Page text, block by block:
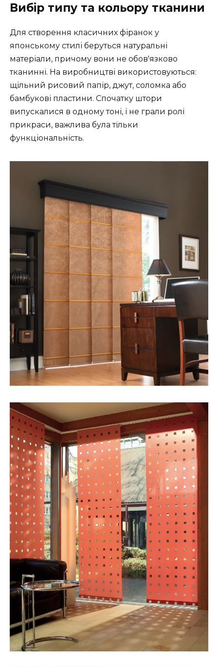
Вибір типу та кольору тканини
Для створення класичних фіранок у
японському стилі беруться натуральні
матеріали, причому вони не обов'язково
тканинні. На виробництві використовуються:
щільний рисовий папір, джут, соломка або
бамбукові пластини. Спочатку штори
випускалися в одному тоні, і не грали ролі
прикраси, важлива була тільки
функціональність.